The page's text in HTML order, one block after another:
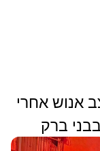
אנוש אחרי
ברק